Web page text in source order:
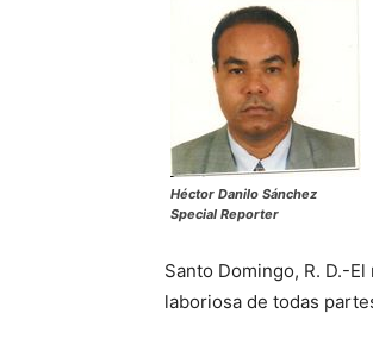
Héctor Danilo Sánchez
Special Reporter
Santo Domingo, R. D.-
laboriosa de todas